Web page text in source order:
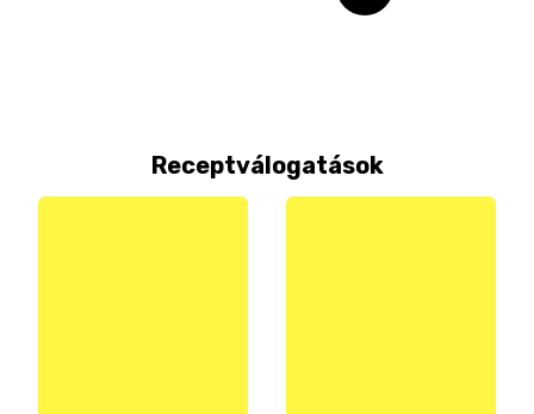
Receptválogatások